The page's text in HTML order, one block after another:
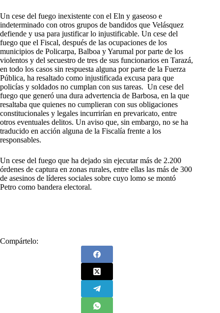
Un cese del fuego inexistente con el Eln y gaseoso e
indeterminado con otros grupos de bandidos que Velásquez
defiende y usa para justificar lo injustificable. Un cese del
fuego que el Fiscal, después de las ocupaciones de los
municipios de Policarpa, Balboa y Yarumal por parte de los
violentos y del secuestro de tres de sus funcionarios en Tarazá,
en todo los casos sin respuesta alguna por parte de la Fuerza
Pública, ha resaltado como injustificada excusa para que
policías y soldados no cumplan con sus tareas. Un cese del
fuego que generó una dura advertencia de Barbosa, en la que
resaltaba que quienes no cumplieran con sus obligaciones
constitucionales y legales incurrirían en prevaricato, entre
otros eventuales delitos. Un aviso que, sin embargo, no se ha
traducido en acción alguna de la Fiscalía frente a los
responsables.
Un cese del fuego que ha dejado sin ejecutar más de 2.200
órdenes de captura en zonas rurales, entre ellas las más de 300
de asesinos de líderes sociales sobre cuyo lomo se montó
Petro como bandera electoral.
Compártelo: